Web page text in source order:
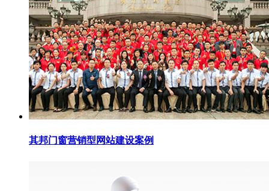
其邦门窗营销型网站建设案例